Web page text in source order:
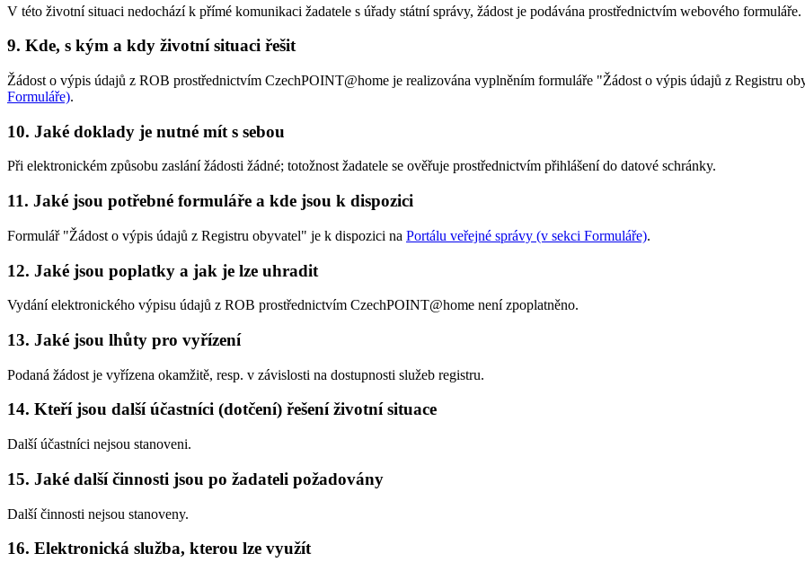
V této životní situaci nedochází k přímé komunikaci žadatele s úřady státní správy, žádost je podávána prostřednictvím webového formuláře.
9. Kde, s kým a kdy životní situaci řešit
Žádost o výpis údajů z ROB prostřednictvím CzechPOINT@home je realizována vyplněním formuláře "Žádost o výpis údajů z Registru
Formuláře).
10. Jaké doklady je nutné mít s sebou
Při elektronickém způsobu zaslání žádosti žádné; totožnost žadatele se ověřuje prostřednictvím přihlášení do datové schránky.
11. Jaké jsou potřebné formuláře a kde jsou k dispozici
Formulář "Žádost o výpis údajů z Registru obyvatel" je k dispozici na Portálu veřejné správy (v sekci Formuláře).
12. Jaké jsou poplatky a jak je lze uhradit
Vydání elektronického výpisu údajů z ROB prostřednictvím CzechPOINT@home není zpoplatněno.
13. Jaké jsou lhůty pro vyřízení
Podaná žádost je vyřízena okamžitě, resp. v závislosti na dostupnosti služeb registru.
14. Kteří jsou další účastníci (dotčení) řešení životní situace
Další účastníci nejsou stanoveni.
15. Jaké další činnosti jsou po žadateli požadovány
Další činnosti nejsou stanoveny.
16. Elektronická služba, kterou lze využít